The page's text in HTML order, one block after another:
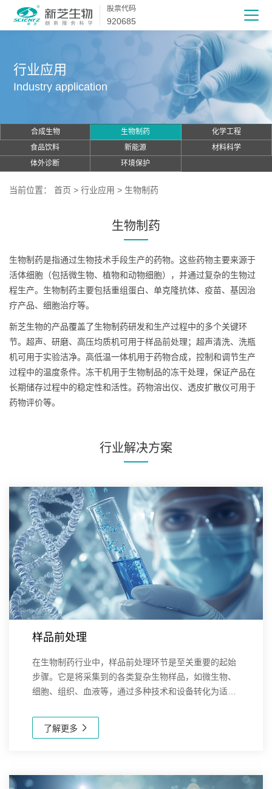
股票代码
920685
行业应用
Industry application
合成生物 生物制药
化学工程
食品饮料
新能源
材料科学
体外诊断
环境保护
当前位置： 首页 > 行业应用 > 生物制药
生物制药
生物制药是指通过生物技术手段生产的药物。这些药物主要来源于
活体细胞（包括微生物、植物和动物细胞），并通过复杂的生物过
程生产。生物制药主要包括重组蛋白、单克隆抗体、疫苗、基因治
疗产品、细胞治疗等。
新芝生物的产品覆盖了生物制药研发和生产过程中的多个关键环
节。超声、研磨、高压均质机可用于样品前处理；超声清洗、洗瓶
机可用于实验洁净。高低温一体机用于药物合成，控制和调节生产
过程中的温度条件。冻干机用于生物制品的冻干处理，保证产品在
长期储存过程中的稳定性和活性。药物溶出仪、透皮扩散仪可用于
药物评价等。
行业解决方案
样品前处理
在生物制药行业中，样品前处理环节是至关重要的起始
步骤。它是将采集到的各类复杂生物样品，如微生物、
细胞、组织、血液等，通过多种技术和设备转化为适合
细胞破碎、组织研磨、成分提取等操作，需运用超声
粉...
了解更多